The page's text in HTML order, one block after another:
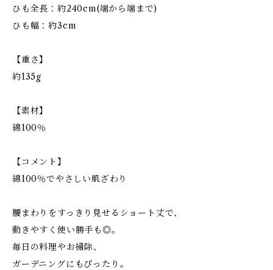
ひも全長：約240cm(端から端まで)
ひも幅：約3cm
【重さ】
約135g
【素材】
綿100％
【コメント】
綿100％でやさしい肌ざわり
腰まわりをすっきり見せるショート丈で、
動きやすく使い勝手も◎。
毎日の料理やお掃除、
ガーデニングにもぴったり。